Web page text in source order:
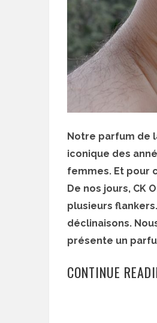
Notre parfum de
iconique des
femmes. Et pour
De nos jours, CK
plusieurs
déclinaisons.
présente un
CONTINUE